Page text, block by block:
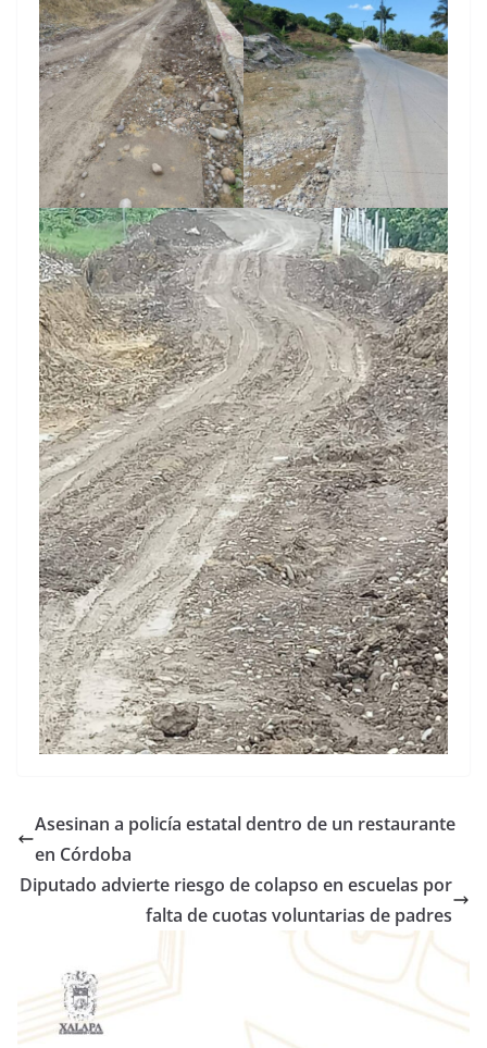
Asesinan a policía estatal dentro de un restaurante
en Córdoba
Diputado advierte riesgo de colapso en escuelas por
falta de cuotas voluntarias de padres